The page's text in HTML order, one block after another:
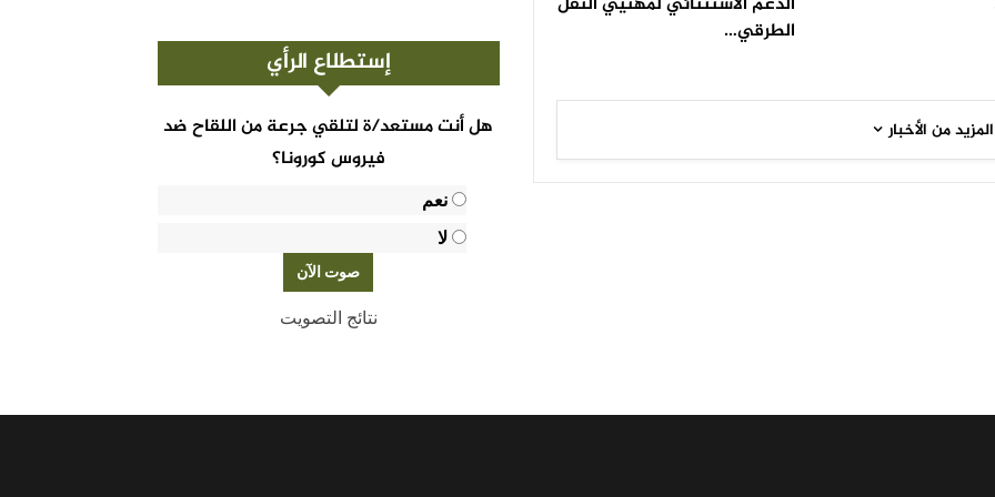
الطرقي…
المزيد من الأخبار
إستطلاع الرأي
هل أنت مستعد/ة لتلقي جرعة من اللقاح ضد
فيروس كورونا؟
نعم
لا
نتائج التصويت